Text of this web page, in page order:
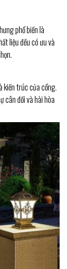
phổ biến là
liệu đều có ưu và
kiến trúc của cổng.
cân đối và hài hòa